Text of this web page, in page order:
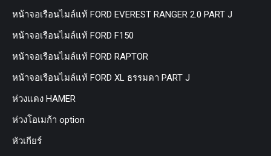
หน้าจอเรือนไมล์แท้ FORD EVEREST RANGER 2.0 PART J
หน้าจอเรือนไมล์แท้ FORD F150
หน้าจอเรือนไมล์แท้ FORD RAPTOR
หน้าจอเรือนไมล์แท้ FORD XL ธรรมดา PART J
ห่วงแดง HAMER
ห่วงโอเมก้า option
หัวเกียร์